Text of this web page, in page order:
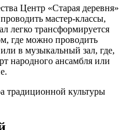
Центр «Старая деревня»
мастер-классы,
легко трансформируется
где можно проводить
в музыкальный зал, где,
народного ансамбля или
традиционной культуры